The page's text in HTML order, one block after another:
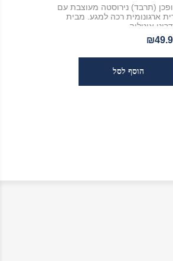
(תרבד) נירוסטה מעוצבת עם
ארגונומית רכה למגע. מבית
איטליה